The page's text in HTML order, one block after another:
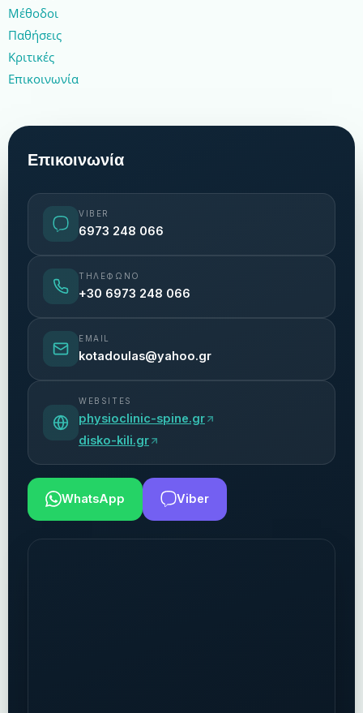
Μέθοδοι
Παθήσεις
Κριτικές
Επικοινωνία
Επικοινωνία
VIBER
6973 248 066
ΤΗΛΈΦΩΝΟ
+30 6973 248 066
EMAIL
kotadoulas@yahoo.gr
WEBSITES
physioclinic-spine.gr
disko-kili.gr
WhatsApp Viber